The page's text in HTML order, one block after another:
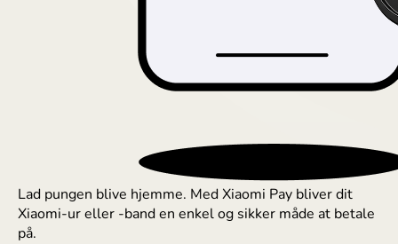
Lad pungen blive hjemme. Med Xiaomi Pay bliver dit
Xiaomi-ur eller -band en enkel og sikker måde at betale
på.